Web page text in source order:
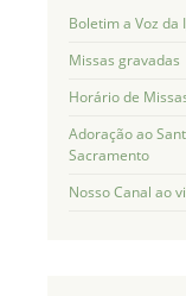
Boletim a Voz da
Missas gravadas
Horário de
Adoração ao
Sacramento
Nosso Canal ao